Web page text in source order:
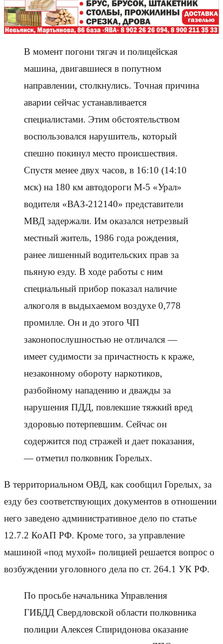
В момент погони тягач и полицейская
машина, двигавшиеся в попутном
направлении, столкнулись. Точная причина
аварии сейчас устанавливается
специалистами. Этим обстоятельством
воспользовался нарушитель, который
спешно покинул место происшествия.
Спустя менее двух часов, в 16:10 (14:10
мск) на 180 км автодороги М-5 «Урал»
водителя «ВАЗ-212140» представители
МВД задержали. Им оказался нетрезвый
местный житель, 1986 года рождения,
ранее лишенный водительских прав за
пьяную езду. В ходе работы с ним
специальный прибор показал наличие
алкоголя в выдыхаемом воздухе 0,778
промилле. Он и до этого ЧП
законопослушностью не отличался —
имеет судимости за причастность к краже,
незаконному обороту наркотиков,
разбойному нападению и дважды за
нарушения ПДД, повлекшие тяжкий вред
здоровью потерпевшим. Сейчас он
содержится под стражей и дает показания,
— отметил полковник Горелых.
В территориальном ОВД, как сообщил Горелых, за
езду без соответствующих документов в отношении
него заведено административное дело по статье
12.7.2 КоАП РФ. Кроме того, за управление
машиной «под мухой» полицией решается вопрос о
возбуждении уголовного дела по ст. 264.1 УК РФ.
По просьбе начальника Управления
ГИБДД Свердловской области полковника
полиции Алексея Спиридонова оказание